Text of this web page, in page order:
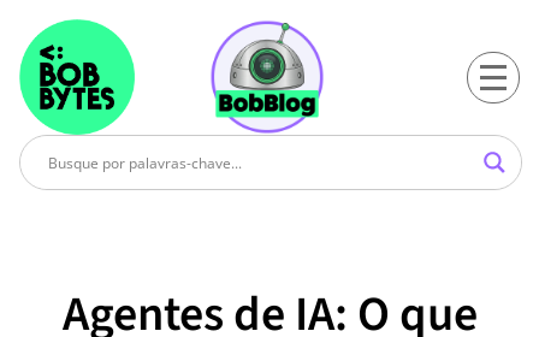
Agentes de IA: O que